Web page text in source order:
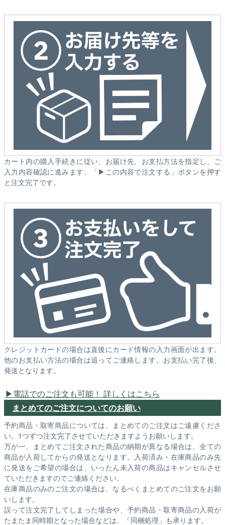
カート内の購入手続きに従い、お届け先、お支払方法を指定し、ご
入力内容確認に進みます。「▶この内容で注文する」ボタンを押す
と注文完了です。
クレジットカードの場合は直後にカード情報の入力画面が出ます。
他のお支払い方法の場合は追ってご連絡します。お支払い完了後、
発送となります。
電話でのご注文も可能！ 詳しくはこちら
まとめてのご注文についてのお願い
予約商品・取寄商品については、まとめてのご注文はご遠慮くださ
い。1つずつ注文完了させていただきますようお願いします。
万が一、まとめてご注文された商品の納期が異なる場合は、全ての
商品が入荷してからの発送となります。入荷済み・在庫商品のみ先
に発送をご希望の場合は、いったん未入荷の商品はキャンセルさせ
ていただきますのでご連絡ください。
在庫商品のみのご注文の場合は、なるべくまとめてのご注文をお願
いします。
誤って注文完了してしまった場合や、予約商品・取寄商品の入荷が
たまたま同時期となった場合などは、「同梱処理」も承ります。